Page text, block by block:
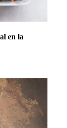
en la